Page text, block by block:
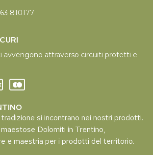
810177
avvengono attraverso circuiti protetti e
tradizione si incontrano nei nostri prodotti.
Dolomiti in Trentino,
e maestria per i prodotti del territorio.